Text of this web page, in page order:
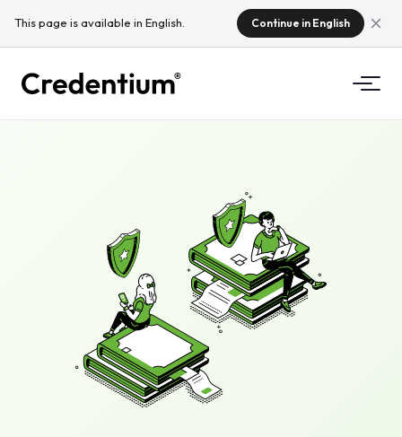
This page is available in English. Continue in English
Γιατί Credentium
Σχετικά με CloudTeam
Για εταιρείες εκπαίδευσης
Για εταιρείες εκδηλώσεων
Τι είναι τα μικροδιαπιστευτήρια;
Κανονισμοί
Πρότυπα και ενσωματώσεις